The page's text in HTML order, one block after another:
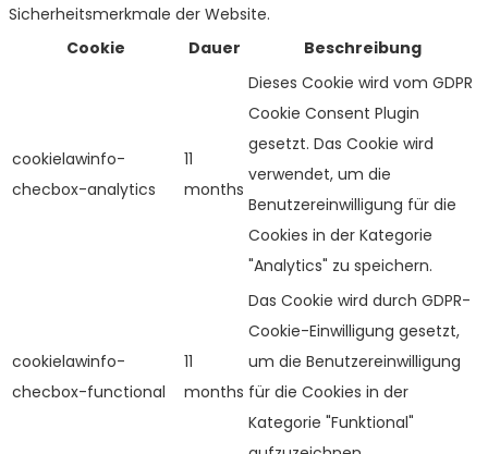
Sicherheitsmerkmale der Website.
Cookie
Dauer Beschreibung
cookielawinfo-
checbox-analytics
11
months
Dieses Cookie wird vom GDPR
Cookie Consent Plugin
gesetzt. Das Cookie wird
verwendet, um die
Benutzereinwilligung für die
Cookies in der Kategorie
"Analytics" zu speichern.
cookielawinfo-
checbox-functional
11
months
Das Cookie wird durch GDPR-
Cookie-Einwilligung gesetzt,
um die Benutzereinwilligung
für die Cookies in der
Kategorie "Funktional"